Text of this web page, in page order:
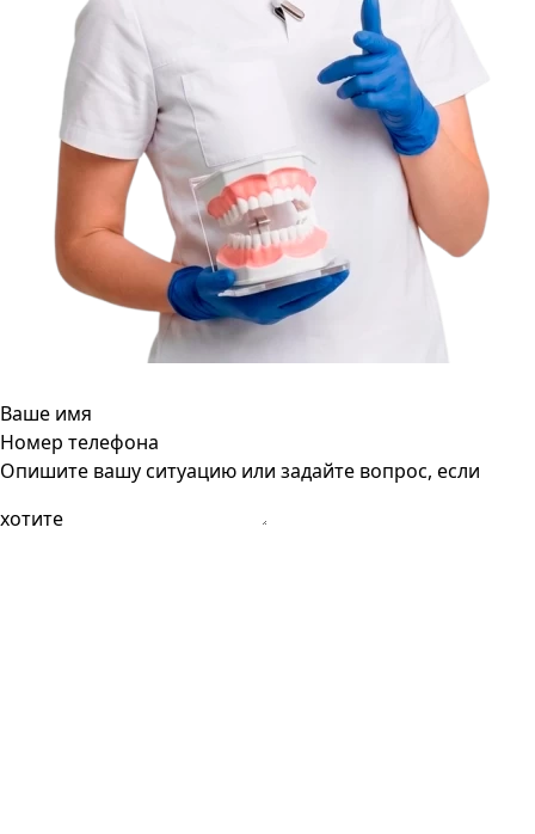
Ваше имя
Номер телефона
Опишите вашу ситуацию или задайте вопрос, если
хотите